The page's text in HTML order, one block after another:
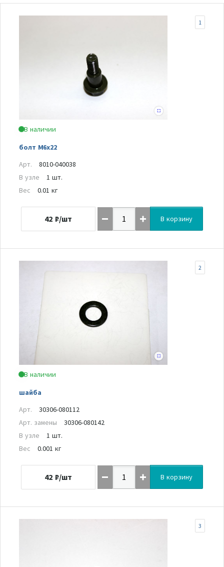
В наличии
болт М6х22
1
Арт.
8010-040038
В узле
1 шт.
Вес
0.01 кг
42 ₽/шт В корзину
В наличии
шайба
2
Арт.
30306-080112
Арт. замены
30306-080142
В узле
1 шт.
Вес
0.001 кг
42 ₽/шт В корзину
3